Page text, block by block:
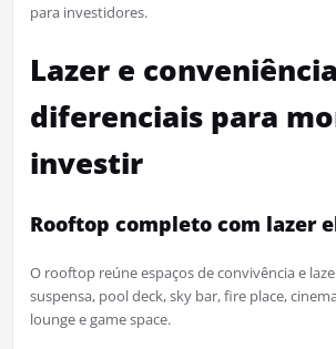
para investidores.
Lazer e
diferenciais para
investir
Rooftop completo com lazer
O rooftop reúne espaços de convivência e
suspensa, pool deck, sky bar, fire place,
lounge e game space.​